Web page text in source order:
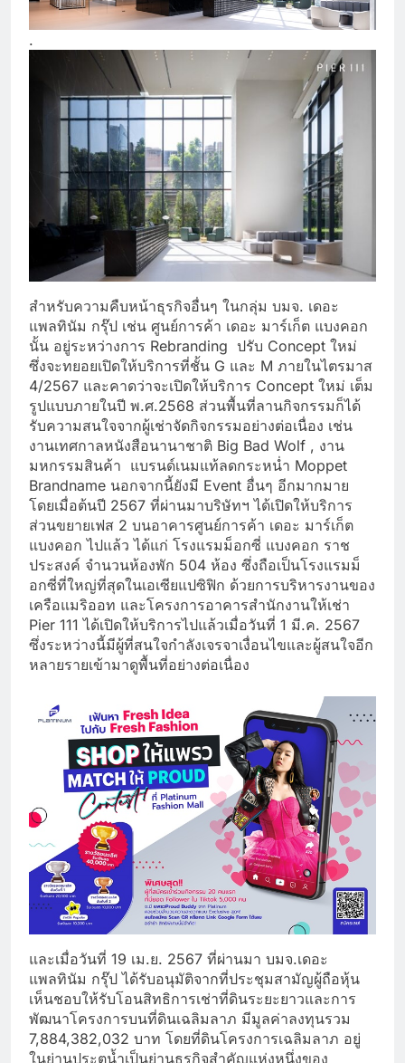
.
สำหรับความคืบหน้าธุรกิจอื่นๆ ในกลุ่ม บมจ. เดอะ
แพลทินัม กรุ๊ป เช่น ศูนย์การค้า เดอะ มาร์เก็ต แบงคอก
นั้น อยู่ระหว่างการ Rebranding ปรับ Concept ใหม่
ซึ่งจะทยอยเปิดให้บริการที่ชั้น G และ M ภายในไตรมาส
4/2567 และคาดว่าจะเปิดให้บริการ Concept ใหม่ เต็ม
รูปแบบภายในปี พ.ศ.2568 ส่วนพื้นที่ลานกิจกรรมก็ได้
รับความสนใจจากผู้เช่าจัดกิจกรรมอย่างต่อเนื่อง เช่น
งานเทศกาลหนังสือนานาชาติ Big Bad Wolf , งาน
มหกรรมสินค้า แบรนด์เนมแท้ลดกระหน่ำ Moppet
Brandname นอกจากนี้ยังมี Event อื่นๆ อีกมากมาย
โดยเมื่อต้นปี 2567 ที่ผ่านมาบริษัทฯ ได้เปิดให้บริการ
ส่วนขยายเฟส 2 บนอาคารศูนย์การค้า เดอะ มาร์เก็ต
แบงคอก ไปแล้ว ได้แก่ โรงแรมม็อกซี่ แบงคอก ราช
ประสงค์ จำนวนห้องพัก 504 ห้อง ซึ่งถือเป็นโรงแรมม็
อกซี่ที่ใหญ่ที่สุดในเอเซียแปซิฟิก ด้วยการบริหารงานของ
เครือแมริออท และโครงการอาคารสำนักงานให้เช่า
Pier 111 ได้เปิดให้บริการไปแล้วเมื่อวันที่ 1 มี.ค. 2567
ซึ่งระหว่างนี้มีผู้ที่สนใจกำลังเจรจาเงื่อนไขและผู้สนใจอีก
หลายรายเข้ามาดูพื้นที่อย่างต่อเนื่อง
และเมื่อวันที่ 19 เม.ย. 2567 ที่ผ่านมา บมจ.เดอะ
แพลทินัม กรุ๊ป ได้รับอนุมัติจากที่ประชุมสามัญผู้ถือหุ้น
เห็นชอบให้รับโอนสิทธิการเช่าที่ดินระยะยาวและการ
พัฒนาโครงการบนที่ดินเฉลิมลาภ มีมูลค่าลงทุนรวม
7,884,382,032 บาท โดยที่ดินโครงการเฉลิมลาภ อยู่
ในย่านประตูน้ำเป็นย่านธุรกิจสำคัญแห่งหนึ่งของ